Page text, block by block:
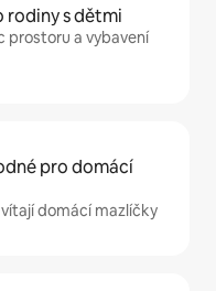
rodiny s dětmi
prostoru a vybavení
pro domácí
domácí mazlíčky